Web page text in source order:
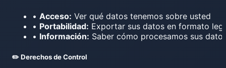
• Acceso: Ver qué datos tenemos sobre usted
• Portabilidad: Exportar sus datos en formato
• Información: Saber cómo procesamos sus
✏️ Derechos de Control